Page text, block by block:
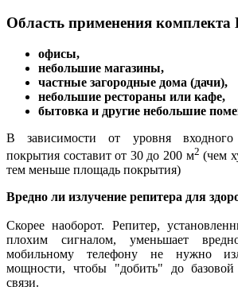
Область применения комплекта
офисы,
небольшие магазины,
частные загородные дома (дачи),
небольшие рестораны или кафе,
бытовка и другие небольшие
В зависимости от уровня входного
покрытия составит от 30 до 200 м2 (чем
тем меньше площадь покрытия)
Вредно ли излучение репитера для
Скорее наоборот. Репитер,
плохим сигналом, уменьшает
мобильному телефону не нужно
мощности, чтобы "добить" до базовой
связи.